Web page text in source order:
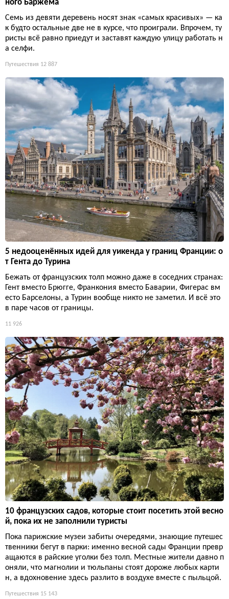
ного Баржема
Семь из девяти деревень носят знак «самых красивых» — ка
к будто остальные две не в курсе, что проиграли. Впрочем, ту
ристы всё равно приедут и заставят каждую улицу работать н
а селфи.
Путешествия 12 887
5 недооценённых идей для уикенда у границ Франции: о
т Гента до Турина
Бежать от французских толп можно даже в соседних странах:
Гент вместо Брюгге, Франкония вместо Баварии, Фигерас вм
есто Барселоны, а Турин вообще никто не заметил. И всё это
в паре часов от границы.
11 926
10 французских садов, которые стоит посетить этой весно
й, пока их не заполнили туристы
Пока парижские музеи забиты очередями, знающие путешес
твенники бегут в парки: именно весной сады Франции превр
ащаются в райские уголки без толп. Местные жители давно п
оняли, что магнолии и тюльпаны стоят дороже любых карти
н, а вдохновение здесь разлито в воздухе вместе с пыльцой.
Путешествия 15 143